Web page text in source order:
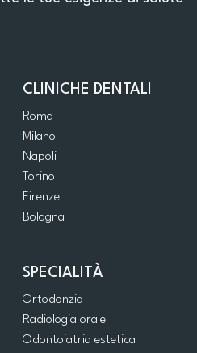
CLINICHE DENTALI
Roma
Milano
Napoli
Torino
Firenze
Bologna
SPECIALITÀ
Ortodonzia
Radiologia orale
Odontoiatria estetica